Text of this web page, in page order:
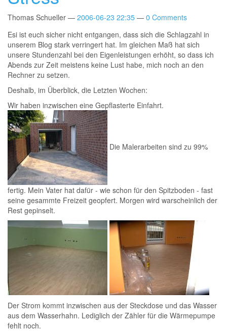
Thomas Schueller 2006-06-23 22:35
0 Comments
Esi ist euch sicher nicht entgangen, dass sich die Schlagzahl in
unserem Blog stark verringert hat. Im gleichen Maß hat sich
unsere Stundenzahl bei den Eigenleistungen erhöht, so dass ich
Abends zur Zeit meistens keine Lust habe, mich noch an den
Rechner zu setzen.
Deshalb, im Überblick, die Letzten Wochen:
Wir haben inzwischen eine Gepflasterte Einfahrt.
Die Malerarbeiten sind zu 99%
fertig. Mein Vater hat dafür - wie schon für den Spitzboden - fast
seine gesammte Freizeit geopfert. Morgen wird warscheinlich der
Rest gepinselt.
Der Strom kommt inzwischen aus der Steckdose und das Wasser
aus dem Wasserhahn. Lediglich der Zähler für die Wärmepumpe
fehlt noch.